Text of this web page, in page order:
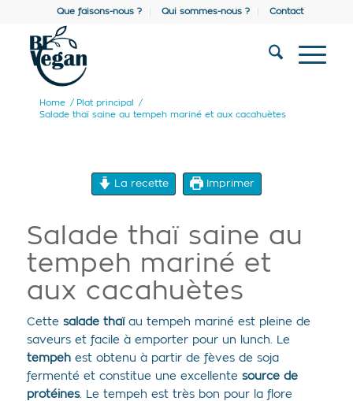
Que faisons-nous ? Qui sommes-nous ? Contact
Home / Plat principal
/
Salade thaï saine au tempeh mariné et aux cacahuètes
La recette Imprimer
Salade thaï saine au
tempeh mariné et
aux cacahuètes
Cette salade thaï au tempeh mariné est pleine de
saveurs et facile à emporter pour un lunch. Le
tempeh est obtenu à partir de fèves de soja
fermenté et constitue une excellente source de
protéines. Le tempeh est très bon pour la flore